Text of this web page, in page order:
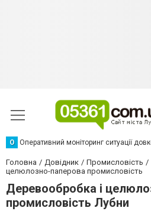
О Оперативний моніторинг ситуації
Головна Довідник Промисловість
целюлозно-паперова промисловість
Деревообробка і
промисловість Лубни